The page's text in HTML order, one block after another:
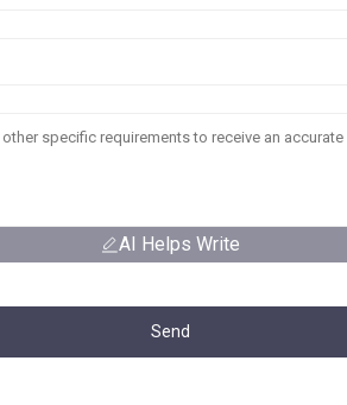
AI Helps Write
Send